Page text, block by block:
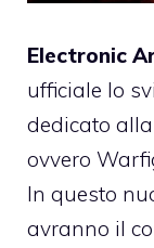
Electronic
ufficiale lo
dedicato
ovvero
In questo
avranno il